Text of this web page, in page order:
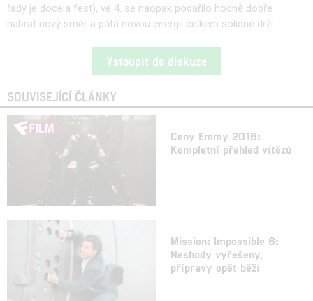
řady je docela fest), ve 4. se naopak podařilo hodně dobře
nabrat nový směr a pátá novou energii celkem solidně drží.
Vstoupit do diskuze
SOUVISEJÍCÍ ČLÁNKY
Ceny Emmy 2016:
Kompletní přehled vítězů
Mission: Impossible 6:
Neshody vyřešeny,
přípravy opět běží